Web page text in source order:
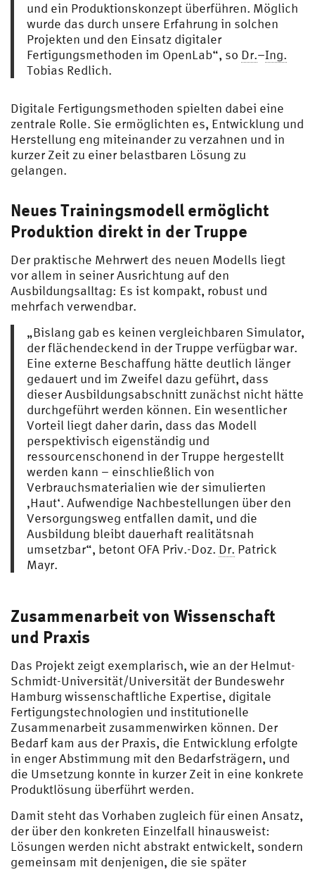
und ein Produktionskonzept überführen. Möglich
wurde das durch unsere Erfahrung in solchen
Projekten und den Einsatz digitaler
Fertigungsmethoden im OpenLab“, so Dr.–Ing.
Tobias Redlich.
Digitale Fertigungsmethoden spielten dabei eine
zentrale Rolle. Sie ermöglichten es, Entwicklung und
Herstellung eng miteinander zu verzahnen und in
kurzer Zeit zu einer belastbaren Lösung zu
gelangen.
Neues Trainingsmodell ermöglicht
Produktion direkt in der Truppe
Der praktische Mehrwert des neuen Modells liegt
vor allem in seiner Ausrichtung auf den
Ausbildungsalltag: Es ist kompakt, robust und
mehrfach verwendbar.
„Bislang gab es keinen vergleichbaren Simulator,
der flächendeckend in der Truppe verfügbar war.
Eine externe Beschaffung hätte deutlich länger
gedauert und im Zweifel dazu geführt, dass
dieser Ausbildungsabschnitt zunächst nicht hätte
durchgeführt werden können. Ein wesentlicher
Vorteil liegt daher darin, dass das Modell
perspektivisch eigenständig und
ressourcenschonend in der Truppe hergestellt
werden kann – einschließlich von
Verbrauchsmaterialien wie der simulierten
‚Haut‘. Aufwendige Nachbestellungen über den
Versorgungsweg entfallen damit, und die
Ausbildung bleibt dauerhaft realitätsnah
umsetzbar“, betont OFA Priv.-Doz. Dr. Patrick
Mayr.
Zusammenarbeit von Wissenschaft
und Praxis
Das Projekt zeigt exemplarisch, wie an der Helmut-
Schmidt-Universität/Universität der Bundeswehr
Hamburg wissenschaftliche Expertise, digitale
Fertigungstechnologien und institutionelle
Zusammenarbeit zusammenwirken können. Der
Bedarf kam aus der Praxis, die Entwicklung erfolgte
in enger Abstimmung mit den Bedarfsträgern, und
die Umsetzung konnte in kurzer Zeit in eine konkrete
Produktlösung überführt werden.
Damit steht das Vorhaben zugleich für einen Ansatz,
der über den konkreten Einzelfall hinausweist:
Lösungen werden nicht abstrakt entwickelt, sondern
gemeinsam mit denjenigen, die sie später